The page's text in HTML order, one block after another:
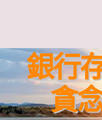
content
銀行
貪